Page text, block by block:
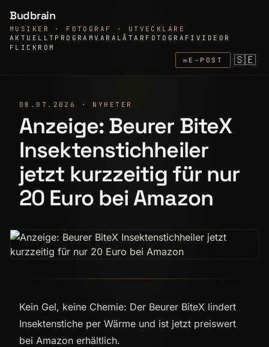
Budbrain
MUSIKER · FOTOGRAF · UTVECKLARE
AKTUELLT PROGRAMVARA LÅTAR FOTOGRAFI VIDEOR
FLICKR OM
✉ E-POST 🇸🇪
08.07.2026 · NYHETER
Anzeige: Beurer BiteX
Insektenstichheiler
jetzt kurzzeitig für nur
20 Euro bei Amazon
Kein Gel, keine Chemie: Der Beurer BiteX lindert
Insektenstiche per Wärme und ist jetzt preiswert
bei Amazon erhältlich.